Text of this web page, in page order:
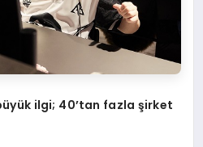
ilgi; 40’tan fazla şirket